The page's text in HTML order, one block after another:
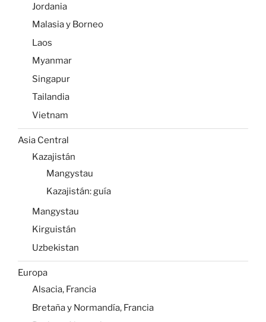
Jordania
Malasia y Borneo
Laos
Myanmar
Singapur
Tailandia
Vietnam
Asia Central
Kazajistán
Mangystau
Kazajistán: guía
Mangystau
Kirguistán
Uzbekistan
Europa
Alsacia, Francia
Bretaña y Normandía, Francia